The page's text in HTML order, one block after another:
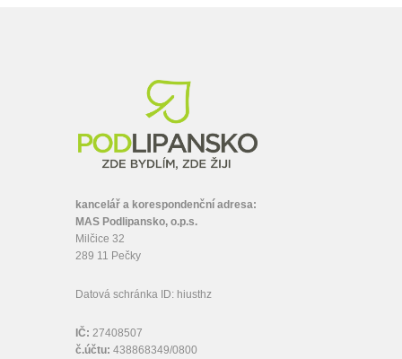
kancelář a korespondenční adresa:
MAS Podlipansko, o.p.s.
Milčice 32
289 11 Pečky
Datová schránka ID: hiusthz
IČ: 27408507
č.účtu: 438868349/0800